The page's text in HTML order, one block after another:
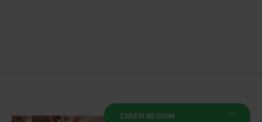
ZMIEŃ REGION